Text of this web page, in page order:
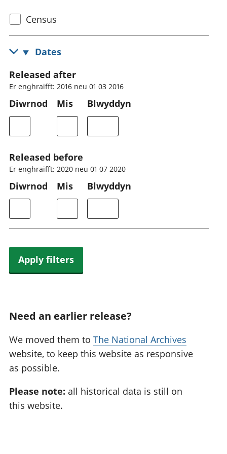
Select
census
topic
Census
Dates
Released after
Er enghraifft: 2016 neu 01 03 2016
Diwrnod Mis Blwyddyn
Released before
Er enghraifft: 2020 neu 01 07 2020
Diwrnod Mis Blwyddyn
Apply filters
Need an earlier release?
We moved them to The National Archives
website, to keep this website as responsive
as possible.
Please note: all historical data is still on
this website.